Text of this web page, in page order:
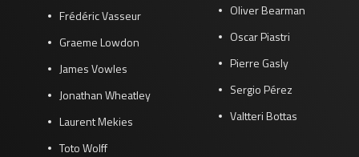
Frédéric Vasseur
Graeme Lowdon
James Vowles
Jonathan Wheatley
Laurent Mekies
Toto Wolff
Oliver Bearman
Oscar Piastri
Pierre Gasly
Sergio Pérez
Valtteri Bottas